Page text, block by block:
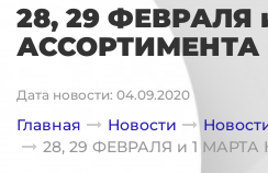
28, 29 ФЕВРАЛЯ
АССОРТИМЕНТА
Дата новости: 04.09.2020
Главная Новости
28, 29 ФЕВРАЛЯ и 1